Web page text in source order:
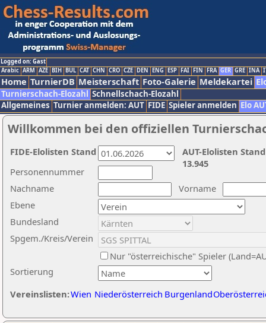
Logged on: Gast
Arabic ARM AZE BIH BUL CAT CHN CRO CZE DEN ENG ESP FAI FIN FRA GER GRE INA
Home TurnierDB Meisterschaft Foto-Galerie Meldekartei
Turnierschach-Elozahl Schnellschach-Elozahl
Allgemeines Turnier anmelden: AUT FIDE Spieler anmelden Elo
Willkommen bei den offiziellen
Nachname
Vorname
Ebene
Sortierung
Personennummer
Bundesland
Spgem./Kreis/Verein
Nur "österreichische" Spieler
Vereinslisten:Wien Niederösterreich Burgenland
AUT-Elolisten
13.945
FIDE-Elolisten Stand